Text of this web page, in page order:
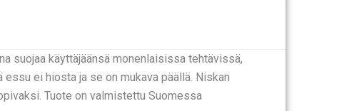
suojaa käyttäjäänsä monenlaisissa tehtävissä,
ei hiosta ja se on mukava päällä. Niskan
Tuote on valmistettu Suomessa